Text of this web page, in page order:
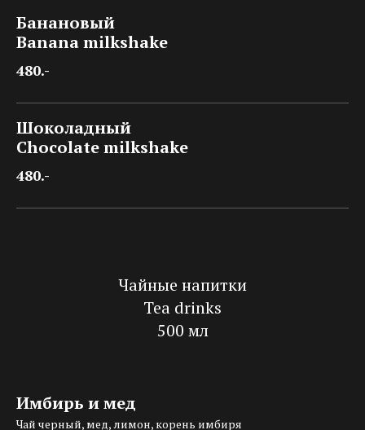
Банановый
Banana milkshake
480.-
Шоколадный
Chocolate milkshake
480.-
Чайные напитки
Tea drinks
500 мл
Имбирь и мед
Чай черный, мед, лимон, корень имбиря